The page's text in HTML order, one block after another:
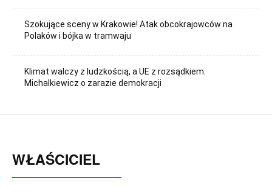
Szokujące sceny w Krakowie! Atak obcokrajowców na
Polaków i bójka w tramwaju
Klimat walczy z ludzkością, a UE z rozsądkiem.
Michalkiewicz o zarazie demokracji
WŁAŚCICIEL